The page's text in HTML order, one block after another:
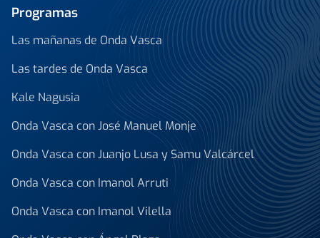
Programas
Las mañanas de Onda Vasca
Las tardes de Onda Vasca
Kale Nagusia
Onda Vasca con José Manuel Monje
Onda Vasca con Juanjo Lusa y Samu Valcárcel
Onda Vasca con Imanol Arruti
Onda Vasca con Imanol Vilella